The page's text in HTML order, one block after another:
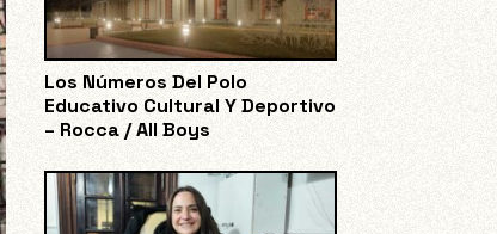
Los Números Del Polo
Educativo Cultural Y Deportivo
– Rocca / All Boys